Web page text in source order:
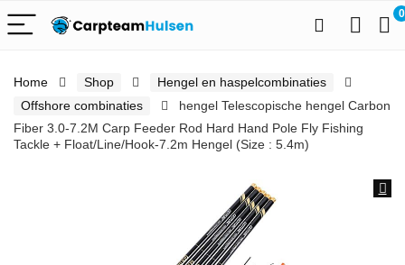
0
Home Shop
Hengel en haspelcombinaties
Offshore combinaties
hengel Telescopische hengel Carbon
Fiber 3.0-7.2M Carp Feeder Rod Hard Hand Pole Fly Fishing
Tackle + Float/Line/Hook-7.2m Hengel (Size : 5.4m)